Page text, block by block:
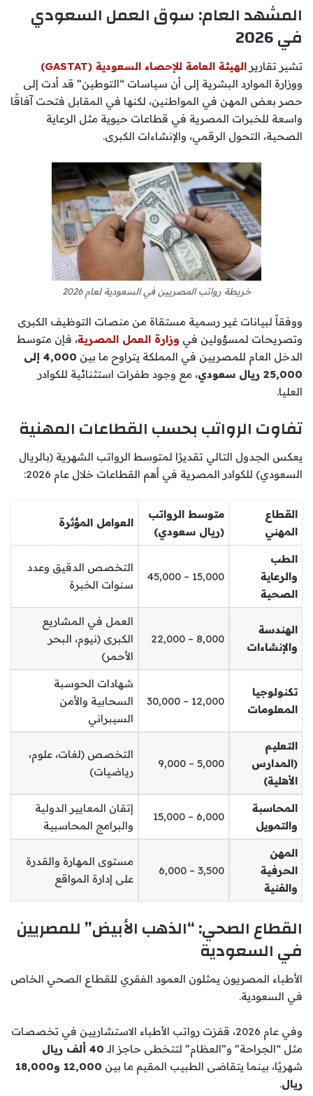
المشهد العام: سوق العمل السعودي
في 2026
تشير تقارير الهيئة العامة للإحصاء السعودية (GASTAT)
ووزارة الموارد البشرية إلى أن سياسات “التوطين” قد أدت إلى
حصر بعض المهن في المواطنين، لكنها في المقابل فتحت آفاقًا
واسعة للخبرات المصرية في قطاعات حيوية مثل الرعاية
الصحية، التحول الرقمي، والإنشاءات الكبرى.
خريطة رواتب المصريين في السعودية لعام 2026
ووفقاً لبيانات غير رسمية مستقاة من منصات التوظيف الكبرى
وتصريحات لمسؤولين في وزارة العمل المصرية، فإن متوسط
الدخل العام للمصريين في المملكة يتراوح ما بين
4,000 إلى
25,000 ريال سعودي
، مع وجود طفرات استثنائية للكوادر
العليا.
تفاوت الرواتب بحسب القطاعات المهنية
يعكس الجدول التالي تقديرًا لمتوسط الرواتب الشهرية (بالريال
السعودي) للكوادر المصرية في أهم القطاعات خلال عام 2026:
القطاع
المهني
متوسط الرواتب
(ريال سعودي)
العوامل المؤثرة
الطب
والرعاية
الصحية
15,000 – 45,000
التخصص الدقيق وعدد
سنوات الخبرة
الهندسة
والإنشاءات
8,000 – 22,000
العمل في المشاريع
الكبرى (نيوم، البحر
الأحمر)
تكنولوجيا
المعلومات
12,000 – 30,000
شهادات الحوسبة
السحابية والأمن
السيبراني
التعليم
(المدارس
الأهلية)
5,000 – 9,000
التخصص (لغات، علوم،
رياضيات)
المحاسبة
والتمويل
6,000 – 15,000
إتقان المعايير الدولية
والبرامج المحاسبية
المهن
الحرفية
والفنية
3,500 – 6,000
مستوى المهارة والقدرة
على إدارة المواقع
القطاع الصحي: “الذهب الأبيض” للمصريين
في السعودية
الأطباء المصريون يمثلون العمود الفقري للقطاع الصحي الخاص
في السعودية.
وفي عام 2026، قفزت رواتب الأطباء الاستشاريين في تخصصات
مثل “الجراحة” و”العظام” لتتخطى حاجز الـ 40 ألف ريال
شهريًا، بينما يتقاضى الطبيب المقيم ما بين
12,000 و18,000
ريال.